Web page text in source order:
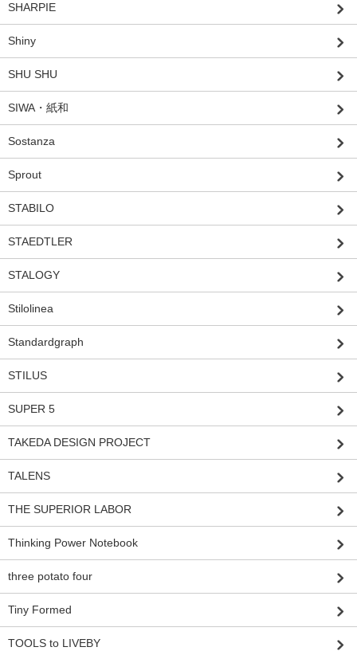
SHARPIE
Shiny
SHU SHU
SIWA・紙和
Sostanza
Sprout
STABILO
STAEDTLER
STALOGY
Stilolinea
Standardgraph
STILUS
SUPER 5
TAKEDA DESIGN PROJECT
TALENS
THE SUPERIOR LABOR
Thinking Power Notebook
three potato four
Tiny Formed
TOOLS to LIVEBY